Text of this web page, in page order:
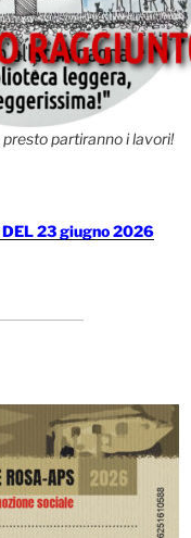
partiranno i lavori!
23 giugno 2026